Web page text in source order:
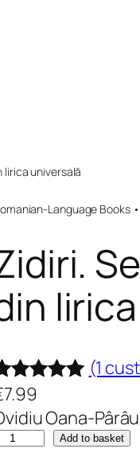
lirica universală
Language Books
of 5
on
(1
7.99
Oana-Pârâu
Add to basket